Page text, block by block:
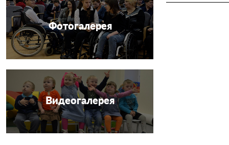
Фотогалерея
Видеогалерея